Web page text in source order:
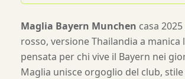
Maglia Bayern Munchen casa
rosso, versione Thailandia a manica
pensata per chi vive il Bayern nei
Maglia unisce orgoglio del club,